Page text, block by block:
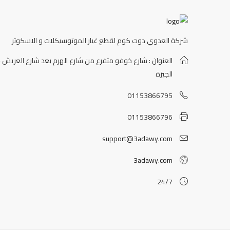
شركة العدوي دوت كوم لقطع غيار الموتوسيكلات و الاسكوتر
العنوان : شارع خوفو متفرع من شارع الهرم بعد شارع
الجيزة
01153866795
01153866796
support@3adawy.com
3adawy.com
24/7